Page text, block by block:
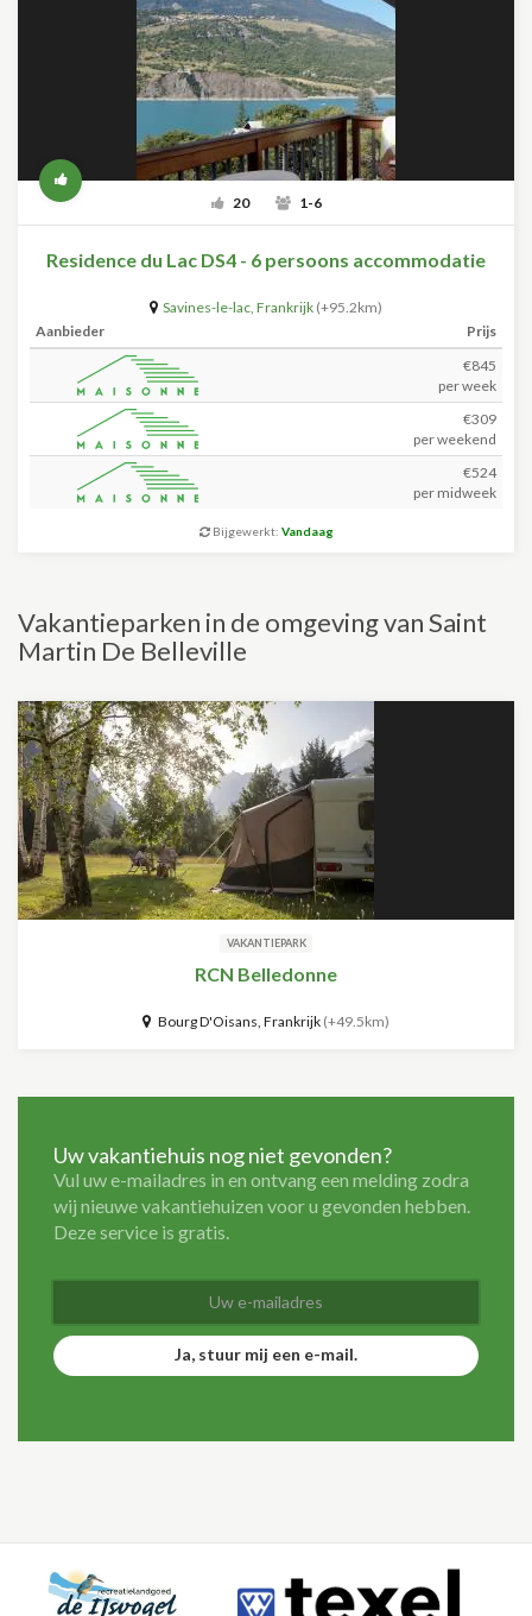
20 1-6
Residence du Lac DS4 - 6 persoons accommodatie
Savines-le-lac, Frankrijk (+95.2km)
Aanbieder
Prijs
€845
per week
€309
per weekend
€524
per midweek
Bijgewerkt: Vandaag
Vakantieparken in de omgeving van Saint
Martin De Belleville
VAKANTIEPARK
RCN Belledonne
Bourg D'Oisans, Frankrijk (+49.5km)
Uw vakantiehuis nog niet gevonden?
Vul uw e-mailadres in en ontvang een melding zodra
wij nieuwe vakantiehuizen voor u gevonden hebben.
Deze service is gratis.
Ja, stuur mij een e-mail.